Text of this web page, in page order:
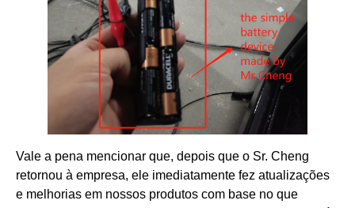
Vale a pena mencionar que, depois que o Sr. Cheng
retornou à empresa, ele imediatamente fez atualizações
e melhorias em nossos produtos com base no que